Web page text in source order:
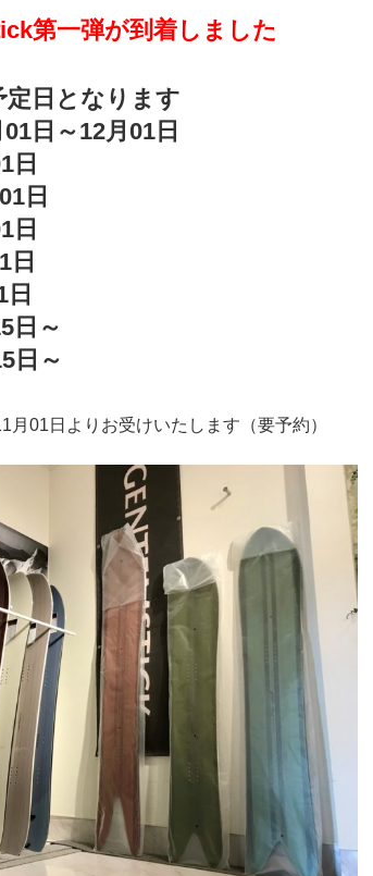
第一弾が到着しました
日となります
日～12月01日
日
日
～
～
01日よりお受けいたします（要予約）